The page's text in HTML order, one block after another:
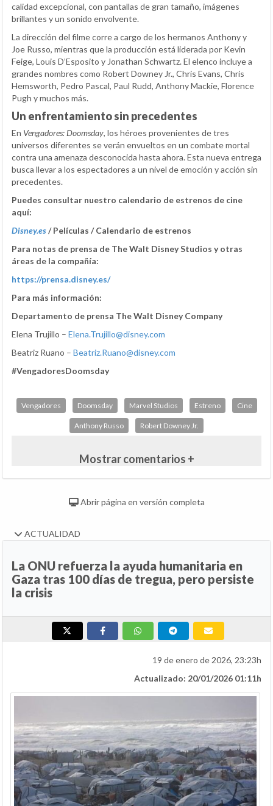
calidad excepcional, con pantallas de gran tamaño, imágenes
brillantes y un sonido envolvente.
La dirección del filme corre a cargo de los hermanos Anthony y
Joe Russo, mientras que la producción está liderada por Kevin
Feige, Louis D’Esposito y Jonathan Schwartz. El elenco incluye a
grandes nombres como Robert Downey Jr., Chris Evans, Chris
Hemsworth, Pedro Pascal, Paul Rudd, Anthony Mackie, Florence
Pugh y muchos más.
Un enfrentamiento sin precedentes
En Vengadores: Doomsday, los héroes provenientes de tres
universos diferentes se verán envueltos en un combate mortal
contra una amenaza desconocida hasta ahora. Esta nueva entrega
busca llevar a los espectadores a un nivel de emoción y acción sin
precedentes.
Puedes consultar nuestro calendario de estrenos de cine
aquí:
Disney.es/ Películas / Calendario de estrenos
Para notas de prensa de The Walt Disney Studios y otras
áreas de la compañía:
https://prensa.disney.es/
Para más información:
Departamento de prensa The Walt Disney Company
Elena Trujillo – Elena.Trujillo@disney.com
Beatriz Ruano – Beatriz.Ruano@disney.com
#VengadoresDoomsday
Vengadores Doomsday Marvel Studios Estreno Cine
Anthony Russo Robert Downey Jr.
Mostrar comentarios +
Abrir página en versión completa
ACTUALIDAD
La ONU refuerza la ayuda humanitaria en
Gaza tras 100 días de tregua, pero persiste
la crisis
19 de enero de 2026, 23:23h
Actualizado: 20/01/2026 01:11h